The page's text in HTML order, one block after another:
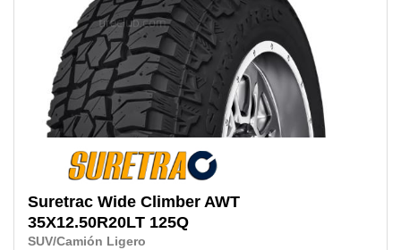
Suretrac Wide Climber AWT
35X12.50R20LT 125Q
SUV/Camión Ligero